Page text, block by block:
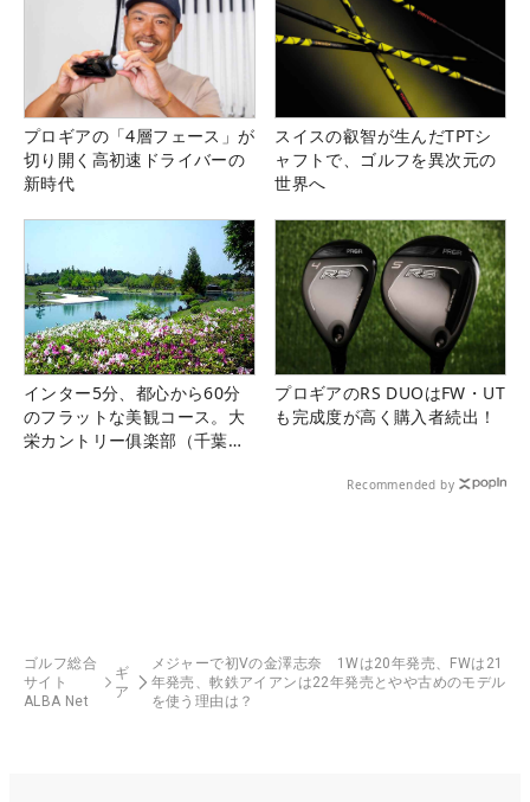
プロギアの「4層フェース」が
切り開く高初速ドライバーの
新時代
スイスの叡智が生んだTPTシ
ャフトで、ゴルフを異次元の
世界へ
インター5分、都心から60分
のフラットな美観コース。大
栄カントリー俱楽部（千葉
プロギアのRS DUOはFW・UT
も完成度が高く購入者続出！
Recommended by
ゴルフ総合
サイト
ALBA Net
ギ
ア
メジャーで初Vの金澤志奈 1Wは20年発売、FWは21
年発売、軟鉄アイアンは22年発売とやや古めのモデル
を使う理由は？